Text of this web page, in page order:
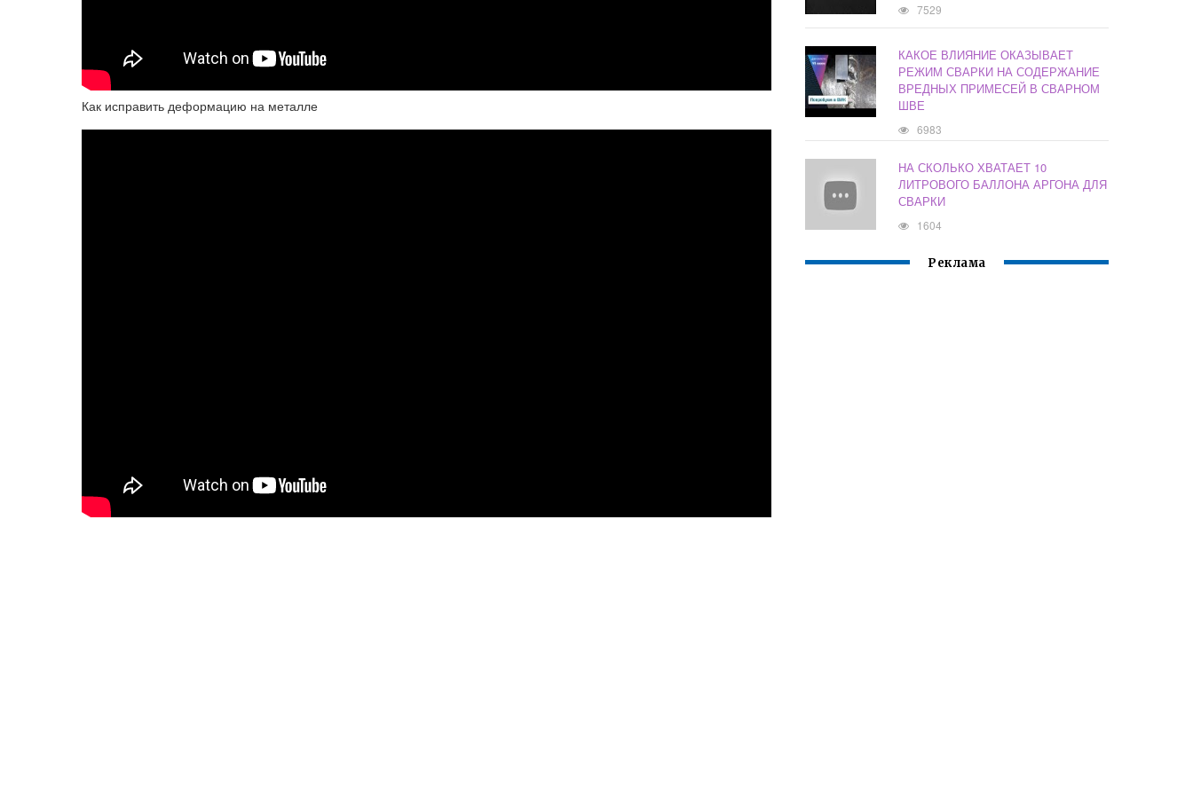
Как исправить деформацию на металле
7529
КАКОЕ ВЛИЯНИЕ ОКАЗЫВАЕТ
РЕЖИМ СВАРКИ НА СОДЕРЖАНИЕ
ВРЕДНЫХ ПРИМЕСЕЙ В СВАРНОМ
ШВЕ
6983
НА СКОЛЬКО ХВАТАЕТ 10
ЛИТРОВОГО БАЛЛОНА АРГОНА ДЛЯ
СВАРКИ
1604
Реклама